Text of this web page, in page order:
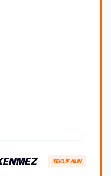
TEKLİF ALIN